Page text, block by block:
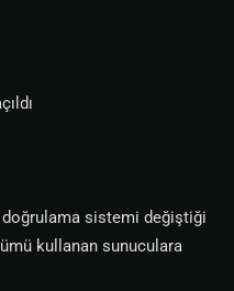
doğrulama sistemi değiştiği
kullanan sunuculara